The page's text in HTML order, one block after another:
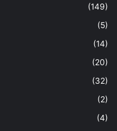
(149)
(5)
(14)
(20)
(32)
(2)
(4)